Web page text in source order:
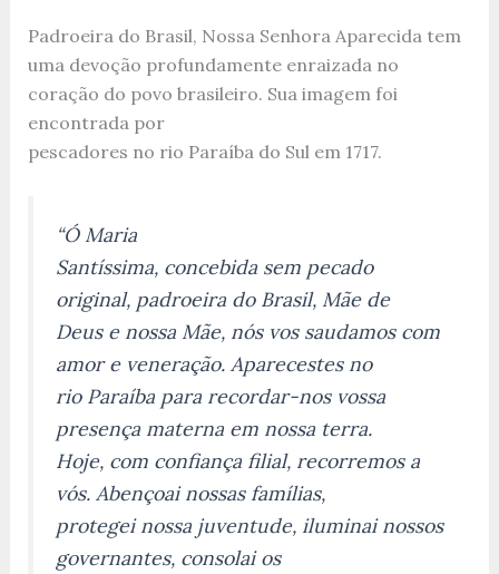
Padroeira do Brasil, Nossa Senhora Aparecida tem
uma devoção profundamente enraizada no
coração do povo brasileiro. Sua imagem foi
encontrada por
pescadores no rio Paraíba do Sul em 1717.
“Ó Maria
Santíssima, concebida sem pecado
original, padroeira do Brasil, Mãe de
Deus e nossa Mãe, nós vos saudamos com
amor e veneração. Aparecestes no
rio Paraíba para recordar-nos vossa
presença materna em nossa terra.
Hoje, com confiança filial, recorremos a
vós. Abençoai nossas famílias,
protegei nossa juventude, iluminai nossos
governantes, consolai os